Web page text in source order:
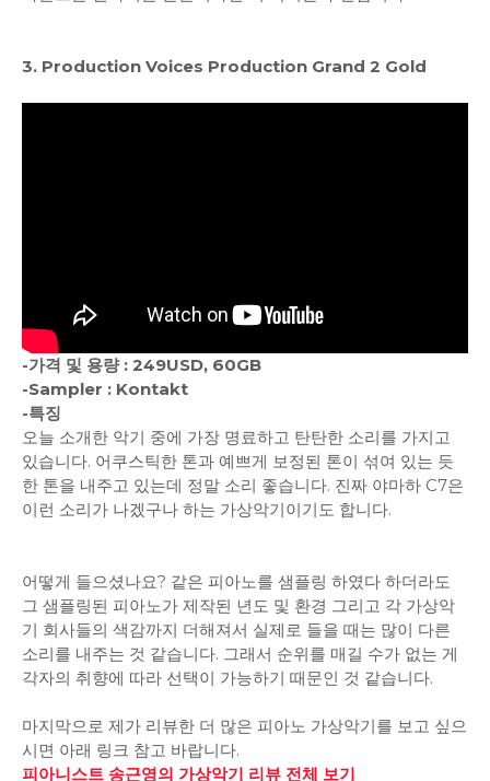
3. Production Voices Production Grand 2 Gold
-가격 및 용량 : 249USD, 60GB
-Sampler : Kontakt
-특징
오늘 소개한 악기 중에 가장 명료하고 탄탄한 소리를 가지고
있습니다. 어쿠스틱한 톤과 예쁘게 보정된 톤이 섞여 있는 듯
한 톤을 내주고 있는데 정말 소리 좋습니다. 진짜 야마하 C7은
이런 소리가 나겠구나 하는 가상악기이기도 합니다.
어떻게 들으셨나요? 같은 피아노를 샘플링 하였다 하더라도
그 샘플링된 피아노가 제작된 년도 및 환경 그리고 각 가상악
기 회사들의 색감까지 더해져서 실제로 들을 때는 많이 다른
소리를 내주는 것 같습니다. 그래서 순위를 매길 수가 없는 게
각자의 취향에 따라 선택이 가능하기 때문인 것 같습니다.
마지막으로 제가 리뷰한 더 많은 피아노 가상악기를 보고 싶으
시면 아래 링크 참고 바랍니다.
피아니스트 송근영의 가상악기 리뷰 전체 보기